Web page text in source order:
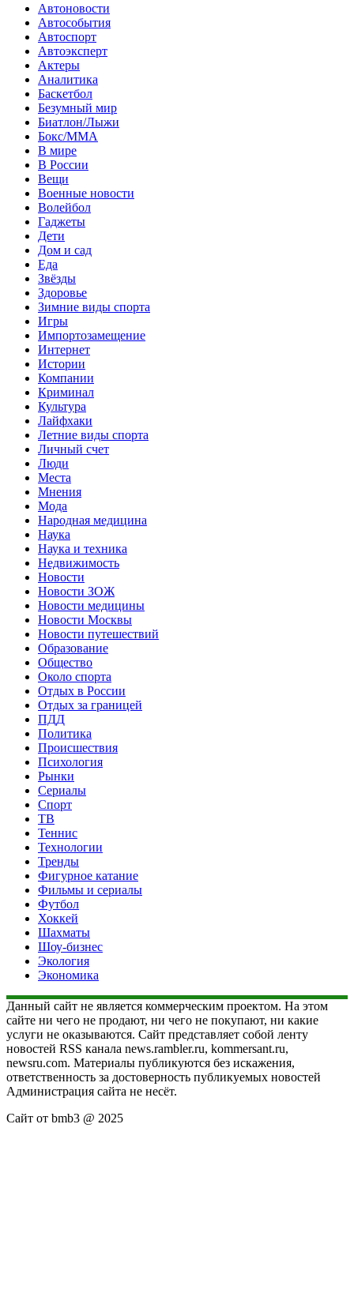
Автоновости
Автособытия
Автоспорт
Автоэксперт
Актеры
Аналитика
Баскетбол
Безумный мир
Биатлон/Лыжи
Бокс/MMA
В мире
В России
Вещи
Военные новости
Волейбол
Гаджеты
Дети
Дом и сад
Еда
Звёзды
Здоровье
Зимние виды спорта
Игры
Импортозамещение
Интернет
Истории
Компании
Криминал
Культура
Лайфхаки
Летние виды спорта
Личный счет
Люди
Места
Мнения
Мода
Народная медицина
Наука
Наука и техника
Недвижимость
Новости
Новости ЗОЖ
Новости медицины
Новости Москвы
Новости путешествий
Образование
Общество
Около спорта
Отдых в России
Отдых за границей
ПДД
Политика
Происшествия
Психология
Рынки
Сериалы
Спорт
ТВ
Теннис
Технологии
Тренды
Фигурное катание
Фильмы и сериалы
Футбол
Хоккей
Шахматы
Шоу-бизнес
Экология
Экономика
Данный сайт не является коммерческим проектом. На этом
сайте ни чего не продают, ни чего не покупают, ни какие
услуги не оказываются. Сайт представляет собой ленту
новостей RSS канала news.rambler.ru, kommersant.ru,
newsru.com. Материалы публикуются без искажения,
ответственность за достоверность публикуемых новостей
Администрация сайта не несёт.
Сайт от bmb3 @ 2025